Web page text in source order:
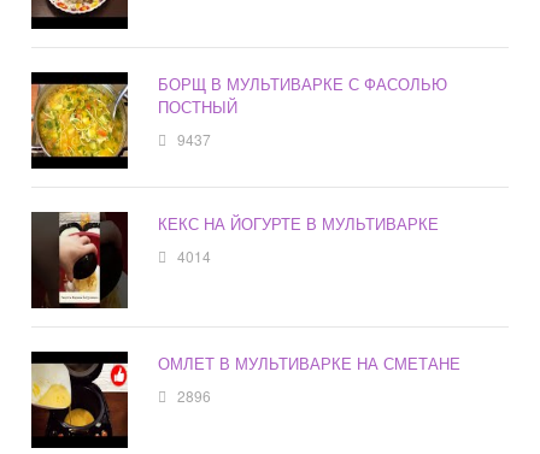
БОРЩ В МУЛЬТИВАРКЕ С ФАСОЛЬЮ
ПОСТНЫЙ
9437
КЕКС НА ЙОГУРТЕ В МУЛЬТИВАРКЕ
4014
ОМЛЕТ В МУЛЬТИВАРКЕ НА СМЕТАНЕ
2896